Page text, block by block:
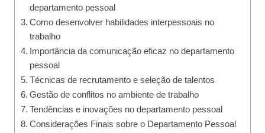
departamento pessoal
Como desenvolver habilidades interpessoais no
trabalho
Importância da comunicação eficaz no departamento
pessoal
Técnicas de recrutamento e seleção de talentos
Gestão de conflitos no ambiente de trabalho
Tendências e inovações no departamento pessoal
Considerações Finais sobre o Departamento Pessoal